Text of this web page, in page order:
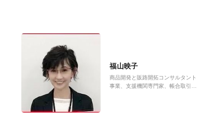
福山映子
商品開発と販路開拓コンサルタント
事業、支援機関専門家、帳合取引事